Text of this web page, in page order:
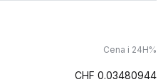
Cena i 24H%
CHF 0.03480944